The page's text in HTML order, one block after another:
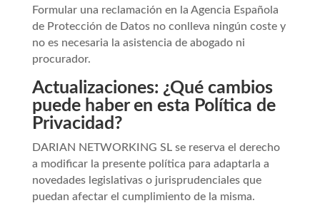
Formular una reclamación en la Agencia Española
de Protección de Datos no conlleva ningún coste y
no es necesaria la asistencia de abogado ni
procurador.
Actualizaciones: ¿Qué cambios
puede haber en esta Política de
Privacidad?
DARIAN NETWORKING SL se reserva el derecho
a modificar la presente política para adaptarla a
novedades legislativas o jurisprudenciales que
puedan afectar el cumplimiento de la misma.